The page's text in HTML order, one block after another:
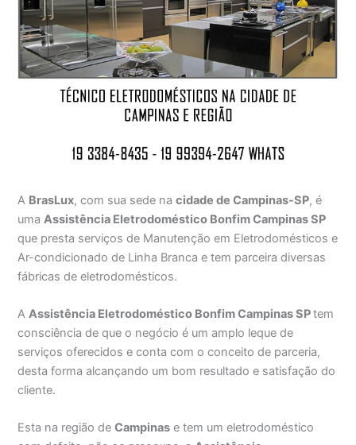
A BrasLux, com sua sede nacidade de Campinas-SP, é
umaAssistência Eletrodoméstico Bonfim Campinas SP
que presta serviços de Manutenção em Eletrodomésticos e
Ar-condicionado de Linha Branca e tem parceira diversas
fábricas de eletrodomésticos.
AAssistência Eletrodoméstico Bonfim Campinas SPtem
consciência de que o negócio é um amplo leque de
serviços oferecidos e conta com o conceito de parceria,
desta forma alcançando um bom resultado e satisfação do
cliente.
Esta na região deCampinas e tem um eletrodoméstico